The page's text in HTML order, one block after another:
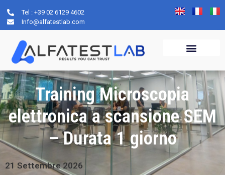
Tel : +39 02 6129 4602
Info@alfatestlab.com
Training Microscopia
elettronica a scansione SEM
– Durata 1 giorno
21 Settembre 2026